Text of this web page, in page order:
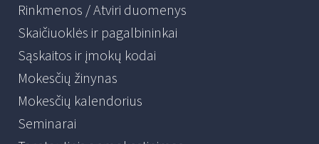
Rinkmenos / Atviri duomenys
Skaičiuoklės ir pagalbininkai
Sąskaitos ir įmokų kodai
Mokesčių žinynas
Mokesčių kalendorius
Seminarai